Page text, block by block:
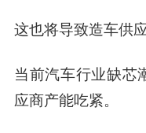
这也将导致造车供
当前汽车行业缺芯
应商产能吃紧。